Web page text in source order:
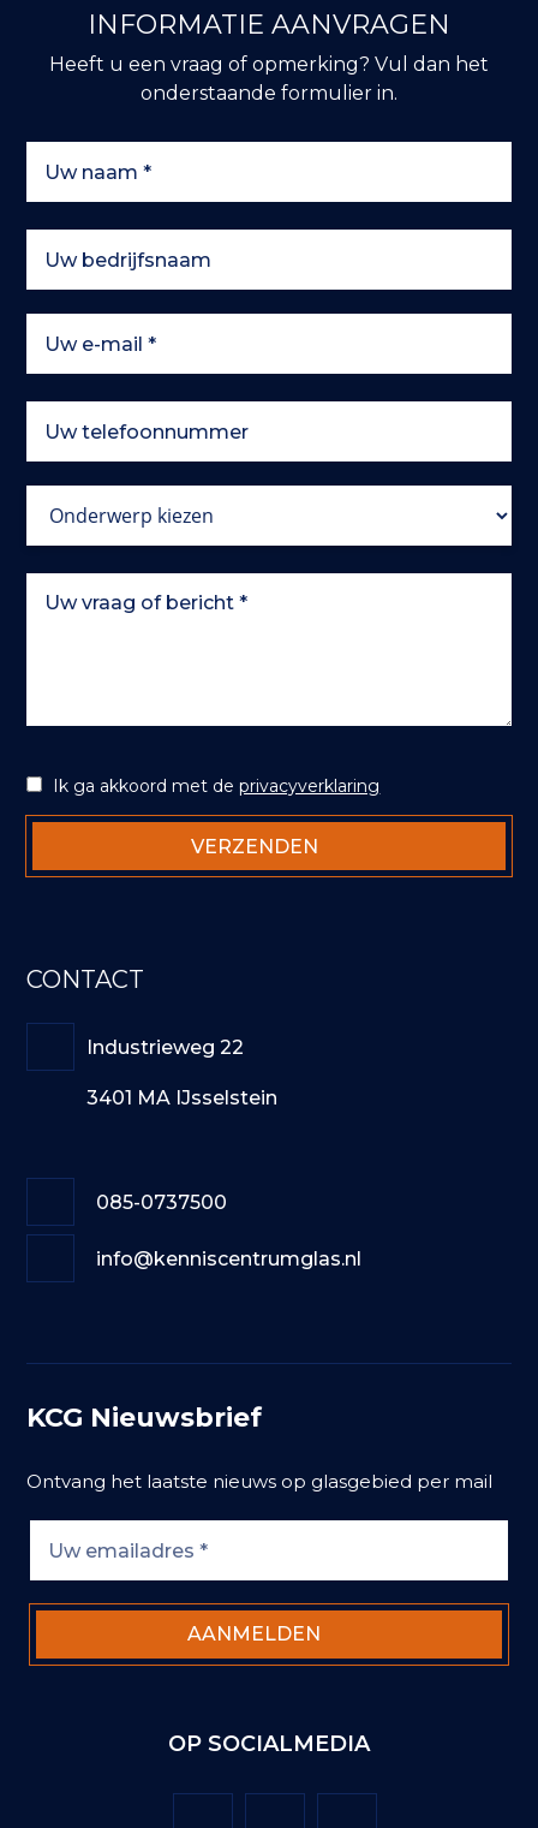
INFORMATIE AANVRAGEN
Heeft u een vraag of opmerking? Vul dan het
onderstaande formulier in.
Ik ga akkoord met deprivacyverklaring
CONTACT
Industrieweg 22
3401 MA IJsselstein
085-0737500
info@kenniscentrumglas.nl
KCG Nieuwsbrief
Ontvang het laatste nieuws op glasgebied per mail
OP SOCIALMEDIA